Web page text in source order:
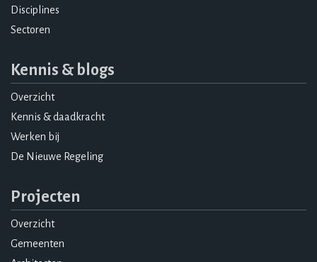
Disciplines
Sectoren
Kennis & blogs
Overzicht
Kennis & daadkracht
Werken bij
De Nieuwe Regeling
Projecten
Overzicht
Gemeenten